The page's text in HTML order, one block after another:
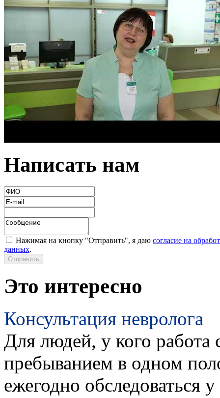
Написать нам
Нажимая на кнопку "Отправить", я даю согласие на
данных.
Это интересно
Консультация невролога
Для людей, у кого работа
пребыванием в одном
ежегодно обследоваться